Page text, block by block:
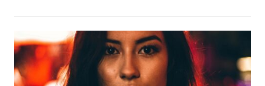
o
d
o
n
g
o
r